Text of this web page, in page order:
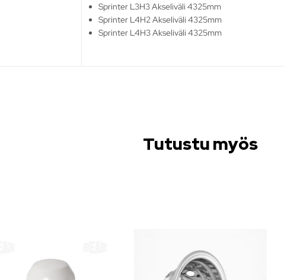
Sprinter L3H3 Akseliväli 4325mm
Sprinter L4H2 Akseliväli 4325mm
Sprinter L4H3 Akseliväli 4325mm
Tutustu myös